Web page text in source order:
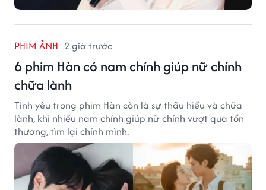
PHIM ẢNH 2 giờ trước
6 phim Hàn có nam chính giúp nữ chính
chữa lành
Tình yêu trong phim Hàn còn là sự thấu hiểu và chữa
lành, khi nhiều nam chính giúp nữ chính vượt qua tổn
thương, tìm lại chính mình.